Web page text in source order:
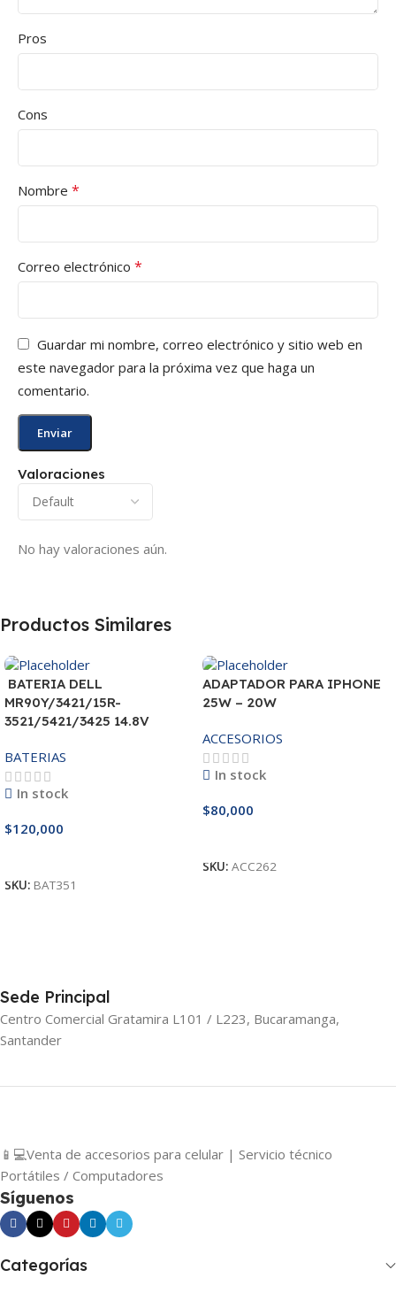
Valoraciones
No hay valoraciones aún.
Pros
Cons
Nombre *
Correo electrónico *
Guardar mi nombre, correo electrónico y sitio web en
este navegador para la próxima vez que haga un
comentario.
Productos Similares
BATERIA DELL
MR90Y/3421/15R-
3521/5421/3425 14.8V
BATERIAS
In stock
$120,000
SKU: BAT351
ADAPTADOR PARA IPHONE
25W – 20W
ACCESORIOS
In stock
$80,000
SKU: ACC262
Sede Principal
Centro Comercial Gratamira L101 / L223, Bucaramanga,
Santander
📱💻Venta de accesorios para celular | Servicio técnico
Portátiles / Computadores
Síguenos
Categorías